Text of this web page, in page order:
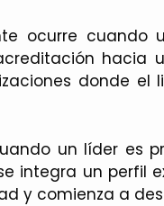
ocurre cuando
hacia
donde
un líder es
integra un perfil
y comienza a